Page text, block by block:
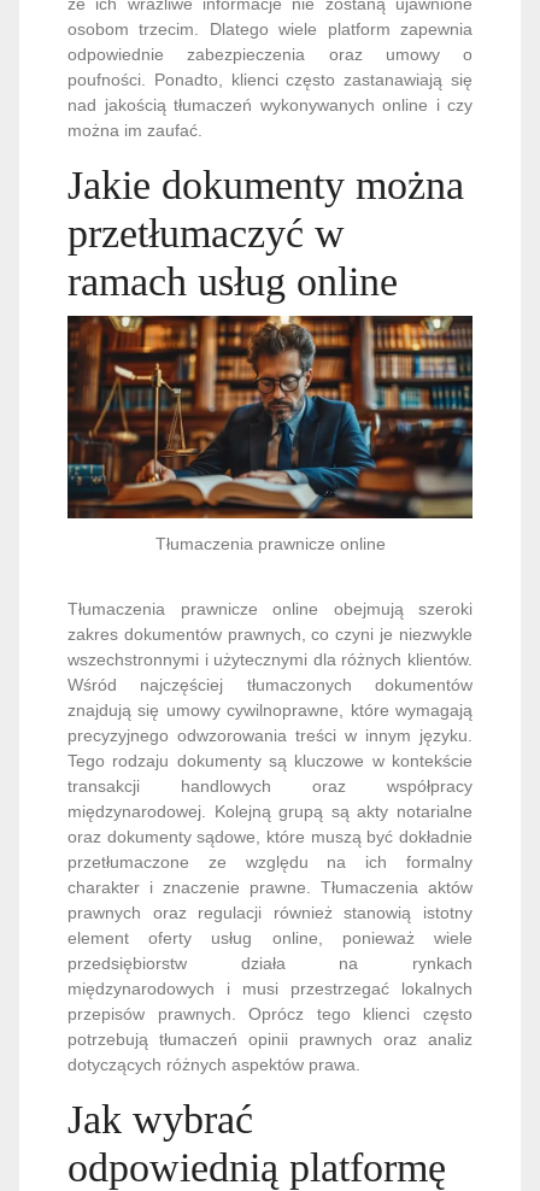
osobom trzecim. Dlatego wiele platform zapewnia
odpowiednie zabezpieczenia oraz umowy o
poufności. Ponadto, klienci często zastanawiają się
nad jakością tłumaczeń wykonywanych online i czy
można im zaufać.
Jakie dokumenty można
przetłumaczyć w
ramach usług online
Tłumaczenia prawnicze online
Tłumaczenia prawnicze online obejmują szeroki
zakres dokumentów prawnych, co czyni je niezwykle
wszechstronnymi i użytecznymi dla różnych klientów.
Wśród najczęściej tłumaczonych dokumentów
znajdują się umowy cywilnoprawne, które wymagają
precyzyjnego odwzorowania treści w innym języku.
Tego rodzaju dokumenty są kluczowe w kontekście
transakcji handlowych oraz współpracy
międzynarodowej. Kolejną grupą są akty notarialne
oraz dokumenty sądowe, które muszą być dokładnie
przetłumaczone ze względu na ich formalny
charakter i znaczenie prawne. Tłumaczenia aktów
prawnych oraz regulacji również stanowią istotny
element oferty usług online, ponieważ wiele
przedsiębiorstw działa na rynkach
międzynarodowych i musi przestrzegać lokalnych
przepisów prawnych. Oprócz tego klienci często
potrzebują tłumaczeń opinii prawnych oraz analiz
dotyczących różnych aspektów prawa.
Jak wybrać
odpowiednią platformę